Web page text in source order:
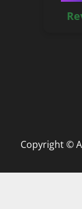
Copyright ©